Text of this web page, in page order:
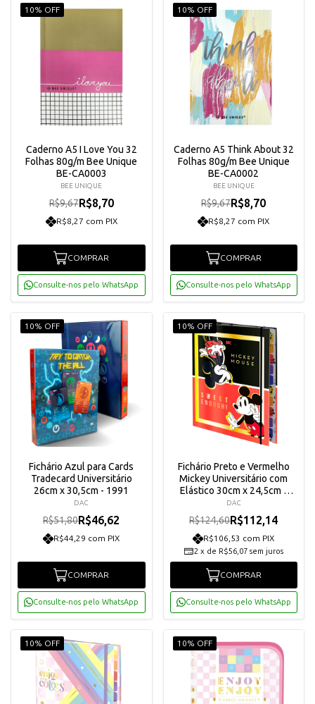
10% OFF
Caderno A5 I Love You 32
Folhas 80g/m Bee Unique
BE-CA0003
BEE UNIQUE
R$9,67R$8,70
R$8,27 com PIX
COMPRAR
Consulte-nos pelo WhatsApp
10% OFF
Caderno A5 Think About 32
Folhas 80g/m Bee Unique
BE-CA0002
BEE UNIQUE
R$9,67R$8,70
R$8,27 com PIX
COMPRAR
Consulte-nos pelo WhatsApp
10% OFF
Fichário Azul para Cards
Tradecard Universitário
26cm x 30,5cm - 1991
DAC
R$51,80R$46,62
R$44,29 com PIX
COMPRAR
Consulte-nos pelo WhatsApp
10% OFF
Fichário Preto e Vermelho
Mickey Universitário com
Elástico 30cm x 24,5cm -
4403
DAC
R$124,60R$112,14
R$106,53 com PIX
2 x de R$56,07 sem juros
COMPRAR
Consulte-nos pelo WhatsApp
10% OFF 10% OFF